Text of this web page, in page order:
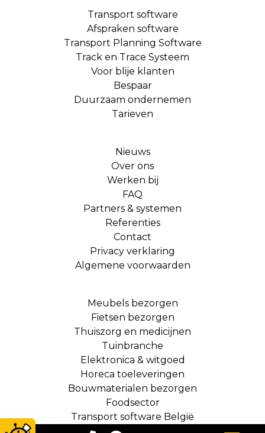
Transport software
Afspraken software
Transport Planning Software
Track en Trace Systeem
Voor blije klanten
Bespaar
Duurzaam ondernemen
Tarieven
Nieuws
Over ons
Werken bij
FAQ
Partners & systemen
Referenties
Contact
Privacy verklaring
Algemene voorwaarden
Meubels bezorgen
Fietsen bezorgen
Thuiszorg en medicijnen
Tuinbranche
Elektronica & witgoed
Horeca toeleveringen
Bouwmaterialen bezorgen
Foodsector
Transport software België